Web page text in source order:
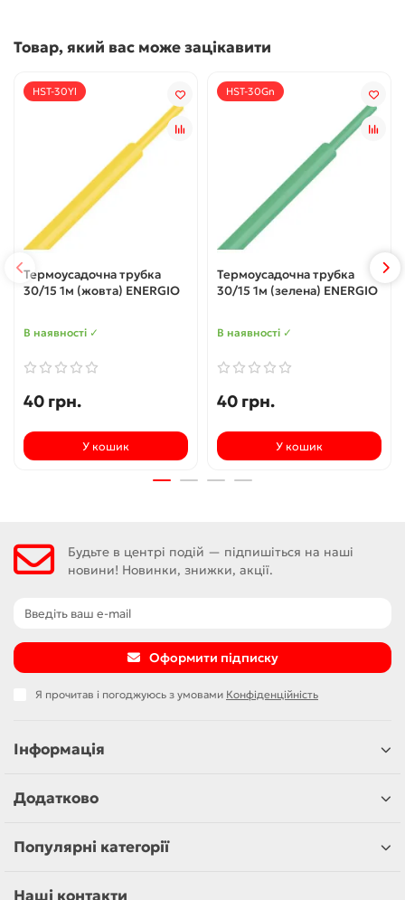
Товар, який вас може зацікавити
HST-30Yl
Термоусадочна трубка
30/15 1м (жовта) ENERGIO
В наявності ✓
40 грн.
У кошик
HST-30Gn
Термоусадочна трубка
30/15 1м (зелена) ENERGIO
В наявності ✓
40 грн.
У кошик
Будьте в центрі подій — підпишіться на наші
новини! Новинки, знижки, акції.
Оформити підписку
Я прочитав і погоджуюсь з умовами Конфіденційність
Інформація
Додатково
Популярні категорії
Наші контакти